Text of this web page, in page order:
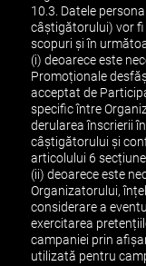
10.3. Datele
câștigătorului) vor
scopuri și în
(i) deoarece este
Promoționale
acceptat de
specific între
derularea înscrierii
câștigătorului și
articolului 6
(ii) deoarece este
Organizatorului,
considerare a
exercitarea
campaniei prin
utilizată pentru